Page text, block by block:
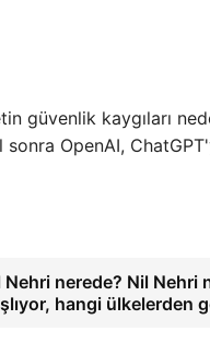
güvenlik kaygıları
OpenAI,
Nehri nerede? Nil Nehri
hangi ülkelerden